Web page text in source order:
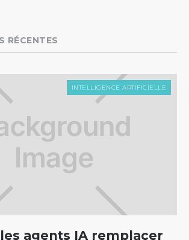
RÉCENTES
INTELLIGENCE ARTIFICIELLE
agents IA remplacer